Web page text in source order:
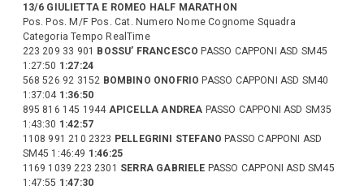
13/6 GIULIETTA E ROMEO HALF MARATHON
Pos. Pos. M/F Pos. Cat. Numero Nome Cognome Squadra
Categoria Tempo RealTime
223 209 33 901 BOSSU’ FRANCESCO PASSO CAPPONI ASD SM45
1:27:50 1:27:24
568 526 92 3152 BOMBINO ONOFRIO PASSO CAPPONI ASD SM40
1:37:04 1:36:50
895 816 145 1944 APICELLA ANDREA PASSO CAPPONI ASD SM35
1:43:30 1:42:57
1108 991 210 2323 PELLEGRINI STEFANO PASSO CAPPONI ASD
SM45 1:46:49 1:46:25
1169 1039 223 2301 SERRA GABRIELE PASSO CAPPONI ASD SM45
1:47:55 1:47:30